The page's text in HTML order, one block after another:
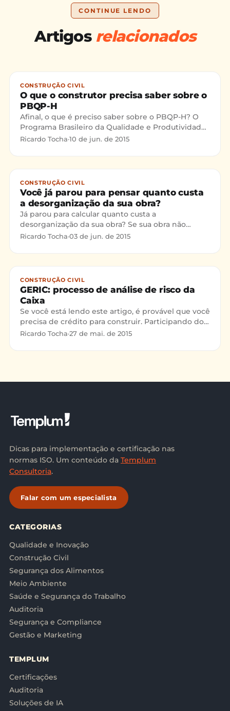
CONTINUE LENDO
Artigos relacionados
CONSTRUÇÃO CIVIL
O que o construtor precisa saber sobre o
PBQP-H
Afinal, o que é preciso saber sobre o PBQP-H? O
Programa Brasileiro da Qualidade e Produtividade
do Habitat (PBQP-H) é um programa criado pelo
Ricardo Tocha·10 de jun. de 2015
CONSTRUÇÃO CIVIL
Você já parou para pensar quanto custa
a desorganização da sua obra?
Já parou para calcular quanto custa a
desorganização da sua obra? Se sua obra não
possui locais adequados para armazenagem de
Ricardo Tocha·03 de jun. de 2015
CONSTRUÇÃO CIVIL
GERIC: processo de análise de risco da
Caixa
Se você está lendo este artigo, é provável que você
precisa de crédito para construir. Participando do
Minha Casa Minha Vida ou não você vai precisar do
Ricardo Tocha·27 de mai. de 2015
Dicas para implementação e certificação nas
normas ISO. Um conteúdo da Templum
Consultoria.
Falar com um especialista
CATEGORIAS
Qualidade e Inovação
Construção Civil
Segurança dos Alimentos
Meio Ambiente
Saúde e Segurança do Trabalho
Auditoria
Segurança e Compliance
Gestão e Marketing
TEMPLUM
Certificações
Auditoria
Soluções de IA